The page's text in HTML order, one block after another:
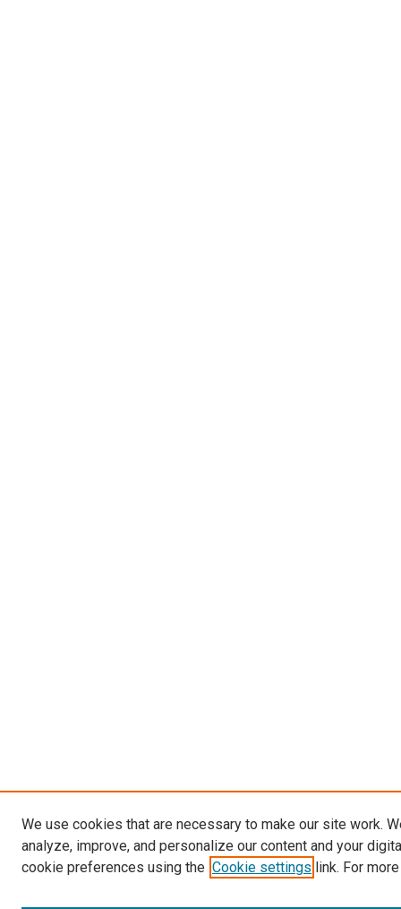
We use cookies that are necessary to make our site work.
analyze, improve, and personalize our content and your
cookie preferences using the Cookie settings link. For